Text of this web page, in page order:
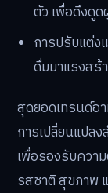
ตัว เพื่อดึงดู
การปรับแต่ง
ดื่มมาแรงสร้
สุดยอดเทรนด์อ
การเปลี่ยนแปล
เพื่อรองรับควา
รสชาติ สุขภาพ